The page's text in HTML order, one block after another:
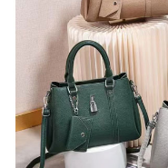
是否繳費成功／繳費後需取
客戶支援中心」https://
【注意事項】
１．透過由恩沛科技股份有
易，需依本服務之必要範圍
權轉讓予恩沛科技股份有限公
２．關於個人資料處理事宜，
https://aftee.tw/terms/#terms3
３．未成年的使用者請事先
每筆NT$79，滿
每筆NT$90，滿NT$1,000(
宅配離島
每筆NT$100，滿